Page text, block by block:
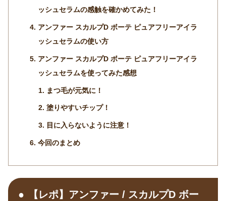
ッシュセラムの感触を確かめてみた！
アンファー スカルプD ボーテ ピュアフリーアイラ
ッシュセラムの使い方
アンファー スカルプD ボーテ ピュアフリーアイラ
ッシュセラムを使ってみた感想
まつ毛が元気に！
塗りやすいチップ！
目に入らないように注意！
今回のまとめ
【レポ】アンファー / スカルプD ボー